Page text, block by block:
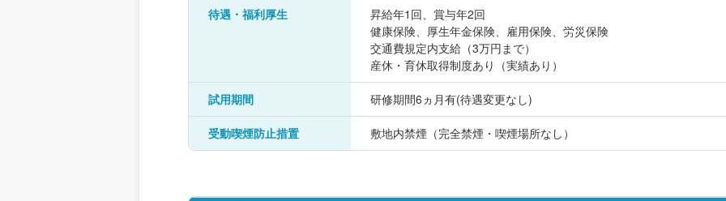
待遇・福利厚生
昇給年1回、賞与年2回
健康保険、厚生年金保険、雇用保険、労災保険
交通費規定内支給（3万円まで）
産休・育休取得制度あり（実績あり）
試用期間 研修期間6ヵ月有(待遇変更なし)
受動喫煙防止措置 敷地内禁煙（完全禁煙・喫煙場所なし）